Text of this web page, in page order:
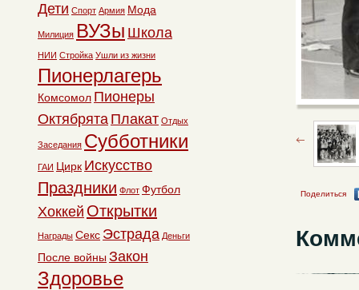
Поделиться
Дети Спорт Армия Мода
Милиция ВУЗы Школа
НИИ Стройка Ушли из жизни
Пионерлагерь
Комсомол Пионеры
Октябрята Плакат Отдых
Заседания Субботники
ГАИ Цирк Искусство
Праздники Флот Футбол
Хоккей Открытки
Награды Секс Эстрада Деньги
После войны Закон
Здоровье